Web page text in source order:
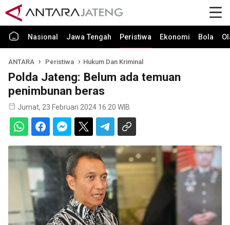
Nasional Jawa Tengah Peristiwa Ekonomi Bola
ANTARA Peristiwa Hukum Dan Kriminal
Polda Jateng: Belum ada temuan
penimbunan beras
Jumat, 23 Februari 2024 16:20 WIB